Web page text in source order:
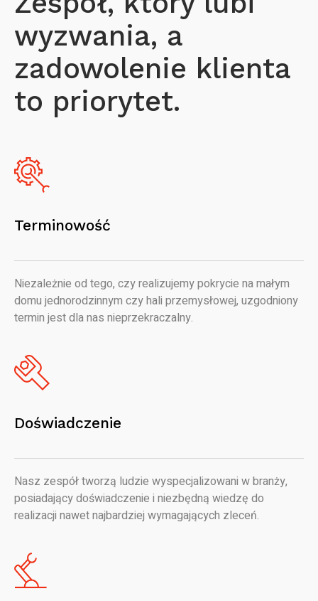
wyzwania, a
zadowolenie klienta
to priorytet.
Terminowość
Niezależnie od tego, czy realizujemy pokrycie na małym
domu jednorodzinnym czy hali przemysłowej, uzgodniony
termin jest dla nas nieprzekraczalny.
Doświadczenie
Nasz zespół tworzą ludzie wyspecjalizowani w branży,
posiadający doświadczenie i niezbędną wiedzę do
realizacji nawet najbardziej wymagających zleceń.